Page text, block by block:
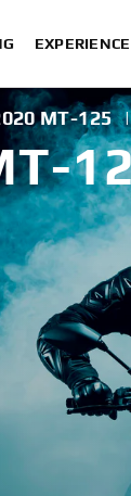
MT-125 |